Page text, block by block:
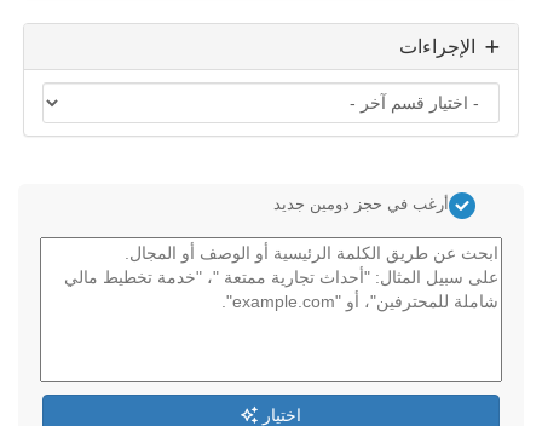
الإجراءات
أرغب في حجز دومين جديد
اختيار